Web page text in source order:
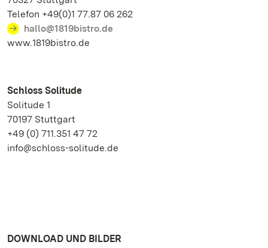
Telefon +49(0)1 77.87 06 262
hallo@1819bistro.de
www.1819bistro.de
Schloss Solitude
Solitude 1
70197 Stuttgart
+49 (0) 711.351 47 72
info@schloss-solitude.de
DOWNLOAD UND BILDER